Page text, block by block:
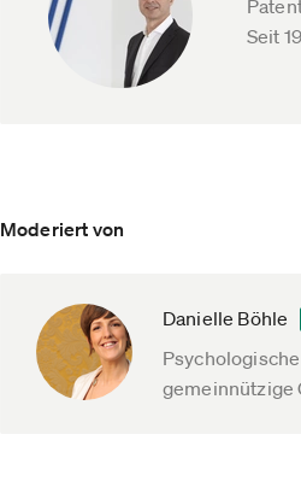
Seit
Moderiert von
Danielle Böhle
gemeinnützige